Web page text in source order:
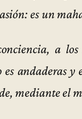
es un
a los
es andaderas
mediante el